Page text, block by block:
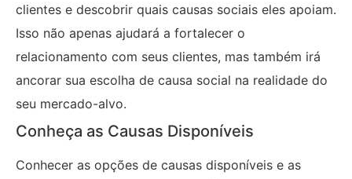
clientes e descobrir quais causas sociais eles apoiam.
Isso não apenas ajudará a fortalecer o
relacionamento com seus clientes, mas também irá
ancorar sua escolha de causa social na realidade do
seu mercado-alvo.
Conheça as Causas Disponíveis
Conhecer as opções de causas disponíveis e as